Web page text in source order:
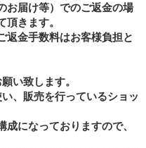
お届け等）でのご返金の場
きます。
返金手数料はお客様負担と
い致します。
、販売を行っているショッ
になっておりますので、